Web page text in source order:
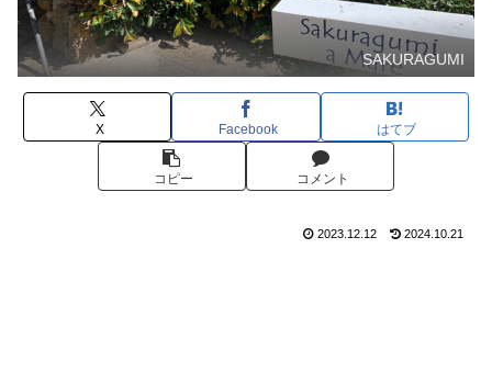
SAKURAGUMI
X Facebook はてブ
コピー コメント
2023.12.12 2024.10.21